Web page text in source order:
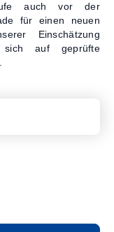
auch vor der
für einen neuen
Einschätzung
auf geprüfte